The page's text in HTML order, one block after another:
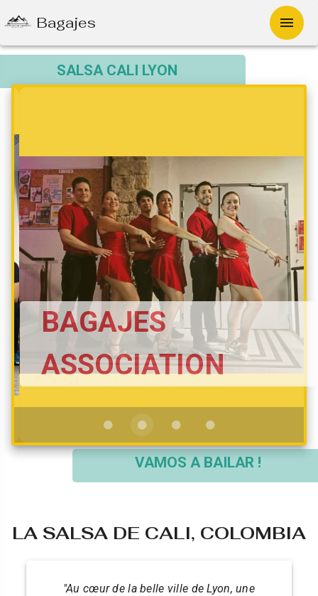
Bagajes
SALSA CALI LYON
BAGAJES
ASSOCIATION
VAMOS A BAILAR !
LA SALSA DE CALI, COLOMBIA
"Au cœur de la belle ville de Lyon, une